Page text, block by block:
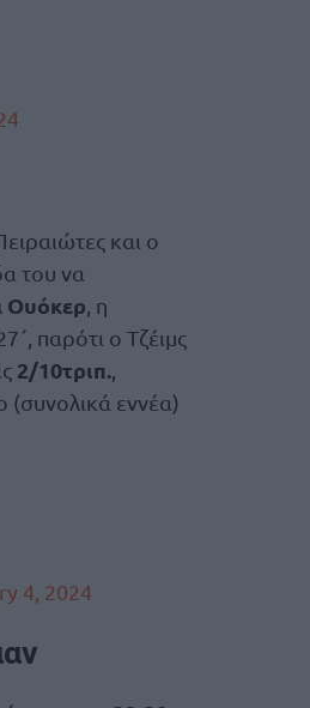
και ο
του να
Ουόκερ , η
παρότι ο Τζέιμς
2/10τριπ.
(συνολικά εννέα)
4, 2024